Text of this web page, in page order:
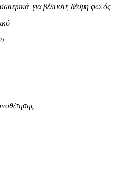
για βέλτιστη δέσμη φωτός